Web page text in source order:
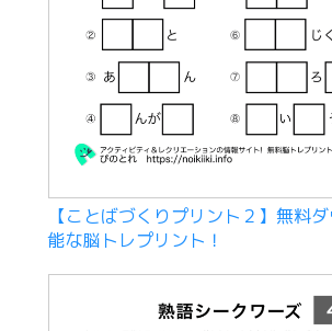
【ことばづくりプリント２】無料
能な脳トレプリント！